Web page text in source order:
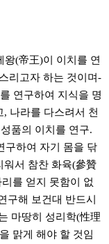
(帝王)이 이치를 연
리고자 하는 것이며-
연구하여 지식을 명
나라를 다스려서 천
품의 이치를 연구.
구하여 자기 몸을 닦
워서 참찬 화육(參贊
를 얻지 못함이 없
구해 보건대 반드시
마땅히 성리학(性理
맑게 해야 할 것임